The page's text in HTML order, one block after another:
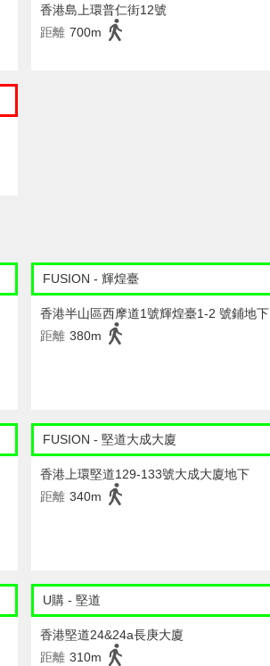
香港島上環普仁街12號
距離 700m
FUSION - 輝煌臺
香港半山區西摩道1號輝煌臺1-2 號鋪地下
距離 380m
FUSION - 堅道大成大廈
香港上環堅道129-133號大成大廈地下
距離 340m
U購 - 堅道
香港堅道24&24a長庚大廈
距離 310m